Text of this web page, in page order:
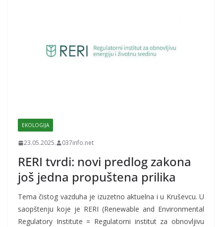
EKOLOGIJA
23.05.2025. 037info.net
RERI tvrdi: novi predlog zakona
još jedna propuštena prilika
Tema čistog vazduha je izuzetno aktuelna i u Kruševcu. U
saopštenju koje je RERI (Renewable and Environmental
Regulatory Institute = Regulatorni institut za obnovljivu